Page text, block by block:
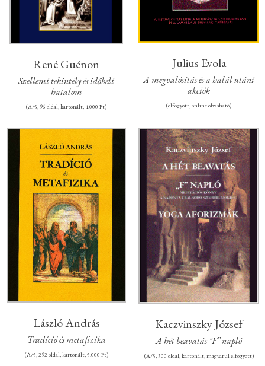
René Guénon
Szellemi tekintély és időbeli
hatalom
(A/5, 96 oldal, kartonált, 4.000 Ft)
Julius Evola
A megvalósítás és a halál utáni
akciók
(elfogyott, online olvasható)
László András
Tradíció és metafizika
(A/5, 292 oldal, kartonált, 5.000 Ft)
Kaczvinszky József
A hét beavatás "F” napló
(A/5, 300 oldal, kartonált, magyarul elfogyott)